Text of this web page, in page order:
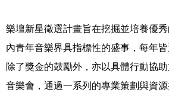
樂壇新星徵選計畫旨在挖掘並培養優
內青年音樂界具指標性的盛事，每年皆
除了獎金的鼓勵外，亦以具體行動協
音樂會，通過一系列的專業策劃與資